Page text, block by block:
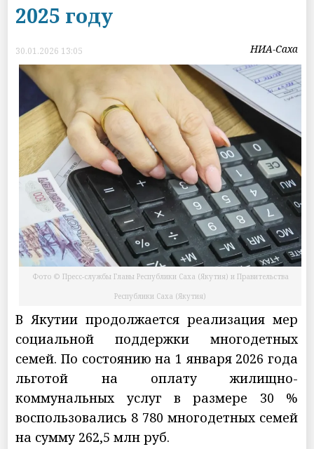
2025 году
30.01.2026 13:05 НИА-Саха
Фото © Пресс-службы Главы Республики Саха (Якутия) и Правительства
Республики Саха (Якутия)
В Якутии продолжается реализация мер
социальной поддержки многодетных
семей. По состоянию на 1 января 2026 года
льготой на оплату жилищно-
коммунальных услуг в размере 30 %
воспользовались 8 780 многодетных семей
на сумму 262,5 млн руб.